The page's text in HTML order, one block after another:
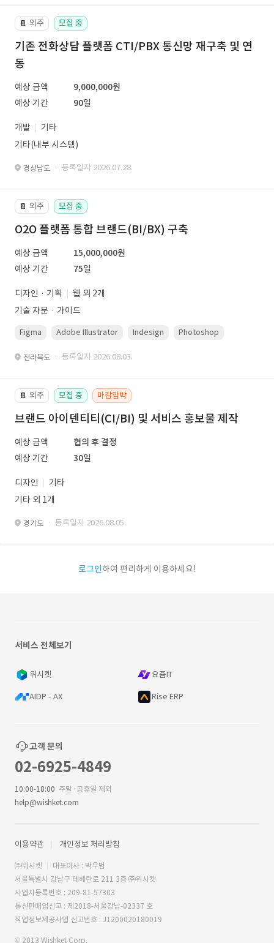
📔 외주 모집 중
기존 전화상담 플랫폼 CTI/PBX 통신망 재구축 및 연
동
예상 금액
9,000,000원
예상 기간
90일
개발
기타
기타(내부 시스템)
경상남도 · 등록일자 2026.07.28.
📔 외주 모집 중
O2O 플랫폼 통합 브랜드(BI/BX) 구축
예상 금액
15,000,000원
예상 기간
75일
디자인 · 기획
웹 외 2개
기술 자문ㆍ가이드
Figma Adobe Illustrator Indesign Photoshop
전라북도 · 등록일자 2026.08.03.
📔 외주 모집 중 마감임박
브랜드 아이덴티티(CI/BI) 및 서비스 홍보물 제작
예상 금액
협의 후 결정
예상 기간
30일
디자인
기타
기타 외 1개
경기도 · 등록일자 2026.08.05.
로그인하여 편리하게 이용하세요!
서비스 전체보기
위시켓 요즘IT
AIDP - AX Rise ERP
고객 문의
02-6925-4849
10:00-18:00 주말·공휴일 제외
help@wishket.com
이용약관 개인정보 처리방침
㈜위시켓
대표이사 : 박우범
서울특별시 강남구 테헤란로 211 3층 ㈜위시켓
사업자등록번호 : 209-81-57303
통신판매업신고 : 제2018-서울강남-02337 호
직업정보제공사업 신고번호 : J1200020180019
© 2013 Wishket Corp.